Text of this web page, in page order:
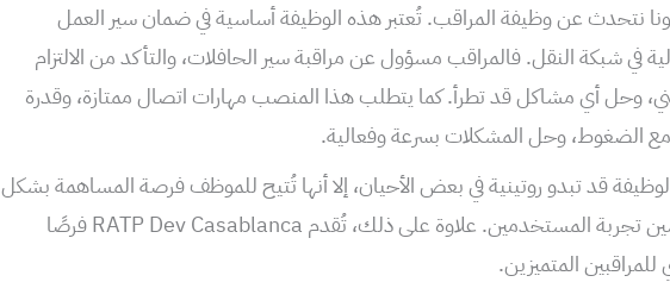
نتحدث عن وظيفة المراقب. تُعتبر هذه الوظيفة أساسية في ضمان سير العمل
في شبكة النقل. فالمراقب مسؤول عن مراقبة سير الحافلات، والتأكد من الالتزام
وحل أي مشاكل قد تطرأ. كما يتطلب هذا المنصب مهارات اتصال ممتازة، وقدرة
الضغوط، وحل المشكلات بسرعة وفعالية.
قد تبدو روتينية في بعض الأحيان، إلا أنها تُتيح للموظف فرصة المساهمة بشكل
مباشر في تحسين تجربة المستخدمين. علاوة على ذلك، تُقدم RATP Dev Casablanca فرصًا
للمراقبين المتميزين.